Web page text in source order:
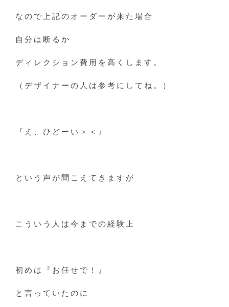
なので上記のオーダーが来た場合
自分は断るか
ディレクション費用を高くします。
（デザイナーの人は参考にしてね。）
『え、ひどーい＞＜』
という声が聞こえてきますが
こういう人は今までの経験上
初めは『お任せで！』
と言っていたのに